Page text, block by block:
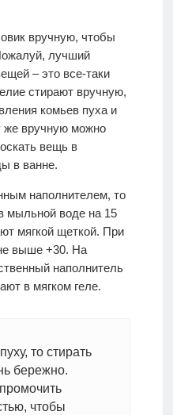
вручную, чтобы
лучший
– это все-таки
стирают вручную,
комьев пуха и
же вручную можно
вещь в
в ванне.
наполнителем, то
мыльной воде на 15
мягкой щеткой. При
выше +30. На
наполнитель
в мягком геле.
то стирать
бережно.
чтобы